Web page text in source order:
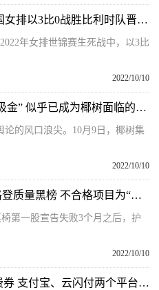
2022女排世锦赛“生死战” 中国女排以3比0战胜比利时队晋级八强
年女排世锦赛生死战中，以3比
2022/10/10
椰树集团广告“吸睛”产品不“吸金” 似乎已成为椰树面临的现实问题
的风口浪尖。10月9日，椰树集
2022/10/10
护童科技因“儿童座椅”不合格登质量黑榜 不合格项目为“结构安全”
第一股宣告失败3个月之后，护
2022/10/10
郑州再发放1000万元餐饮消费券 支付宝、云闪付两个平台同时发放